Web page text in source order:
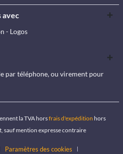
avec
- Logos
par téléphone, ou virement pour
la TVA horsfrais d'expédition hors
sauf mention expresse contraire
Paramètres des cookies